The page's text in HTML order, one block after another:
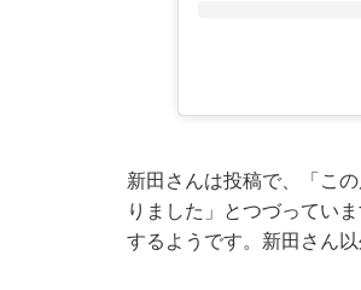
新田さんは投稿で、「こ
りました」とつづってい
するようです。新田さん